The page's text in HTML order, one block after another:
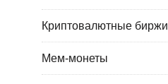
Криптовалютные биржи
Мем-монеты